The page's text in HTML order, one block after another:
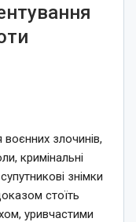
злочинів,
кримінальні
знімки
стоїть
уривчастими